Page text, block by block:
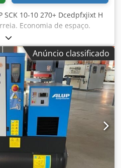
SCK 10-10 270+ Dcedpfxjixt H
Economia de espaço.
perfeita para empresas
convincente do ar
incorporado.
isolamento acústico com
comprimido 270 l com
separador ciclone
de condensado e
em detalhe: Conceito de
parafuso lubrificado a óleo
Transmissão: motor IE3
Controlo: velocidade fixa
por refrigerante: Montado,
incl. separador ciclone
Anúncio classificado